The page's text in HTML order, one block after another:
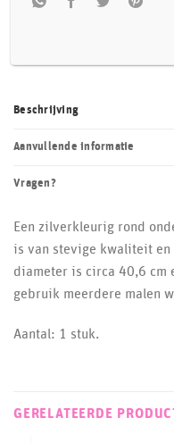
Beschrijving
Aanvullende informatie
Vragen?
Een zilverkleurig rond
is van stevige kwaliteit en
diameter is circa 40,6 cm
gebruik meerdere malen
Aantal: 1 stuk.
GERELATEERDE